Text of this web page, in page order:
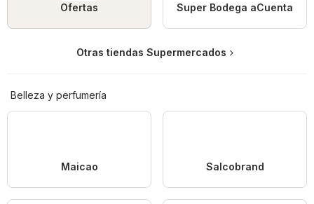
Ofertas Super Bodega aCuenta
Otras tiendas Supermercados
Belleza y perfumería
Maicao Salcobrand